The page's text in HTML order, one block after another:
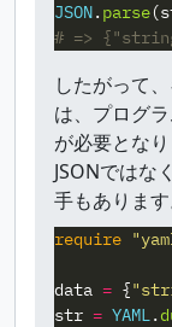
JSON. parse(
# =>
したがって
は、プログ
が必要とな
JSONではな
手もあります
require
data = {
str = YAML.